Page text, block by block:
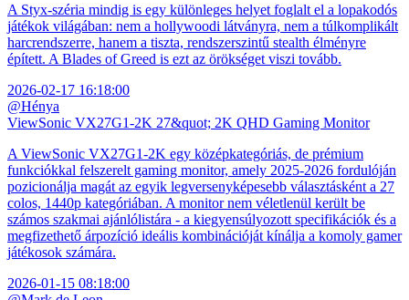
A Styx-széria mindig is egy különleges helyet foglalt el a lopakodós
játékok világában: nem a hollywoodi látványra, nem a túlkomplikált
harcrendszerre, hanem a tiszta, rendszerszintű stealth élményre
épített. A Blades of Greed is ezt az örökséget viszi tovább.
2026-02-17 16:18:00
@Hénya
ViewSonic VX27G1-2K 27&quot; 2K QHD Gaming Monitor
A ViewSonic VX27G1-2K egy középkategóriás, de prémium
funkciókkal felszerelt gaming monitor, amely 2025-2026 fordulóján
pozicionálja magát az egyik legversenyképesebb választásként a 27
colos, 1440p kategóriában. A monitor nem véletlenül került be
számos szakmai ajánlólistára - a kiegyensúlyozott specifikációk és a
megfizethető árpozíció ideális kombinációját kínálja a komoly gamer
játékosok számára.
2026-01-15 08:18:00